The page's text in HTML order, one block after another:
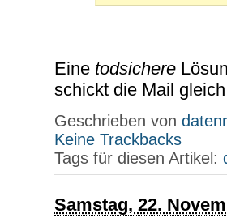
Eine todsichere
schickt die Mail
Geschrieben von
Keine Trackbacks
Tags für diesen Artikel:
Samstag, 22.